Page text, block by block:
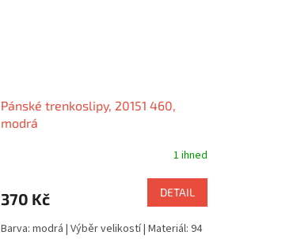
Pánské trenkoslipy, 20151 460,
modrá
1 ihned
370 Kč DETAIL
Barva: modrá | Výběr velikostí | Materiál: 94